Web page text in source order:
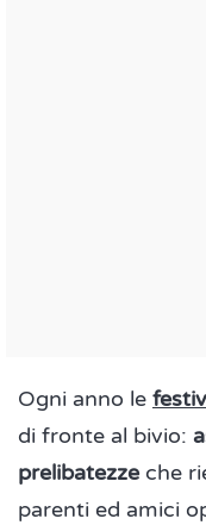
Ogni anno le
di fronte al bivio:
prelibatezzeche
parenti ed amici